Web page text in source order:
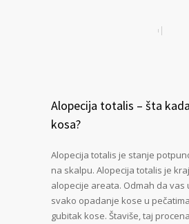
Alopecija totalis – šta
kosa?
Alopecija totalis je stanje
na skalpu. Alopecija totalis je
alopecije areata. Odmah da vas
svako opadanje kose u
gubitak kose. Štaviše, taj